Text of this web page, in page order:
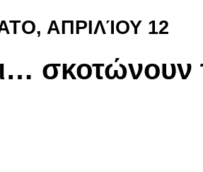
ΑΠΡΙΛΊΟΥ 12
σκοτώνουν